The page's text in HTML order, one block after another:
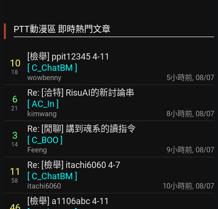
PTT動漫區 即時熱門文章
10
18
[檢舉] ppit12345 4-11
[ C_ChatBM ]
wowbenny 5小時前, 08/07
6
21
Re: [洽特] RisuAI的新討論串
[AC_In ]
kimwang 8小時前, 08/07
3
14
Re: [閒聊] 講到魂系的讀指令
[ C_BOO]
Feeng 9小時前, 08/07
11
58
Re: [檢舉] itachi6060 4-7
[ C_ChatBM ]
itachi6060 10小時前, 08/07
[檢舉] a1106abc 4-11